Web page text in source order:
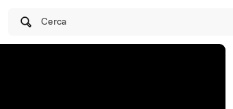
Cerca